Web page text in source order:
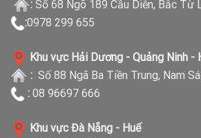
: Số 68 Ngõ 189 Cầu Diễn, Bắc Từ
:0978 299 655
Khu vực Hải Dương - Quảng Ninh -
: Số 88 Ngã Ba Tiền Trung, Nam
: 08 96697 666
Khu vực Đà Nẵng - Huế